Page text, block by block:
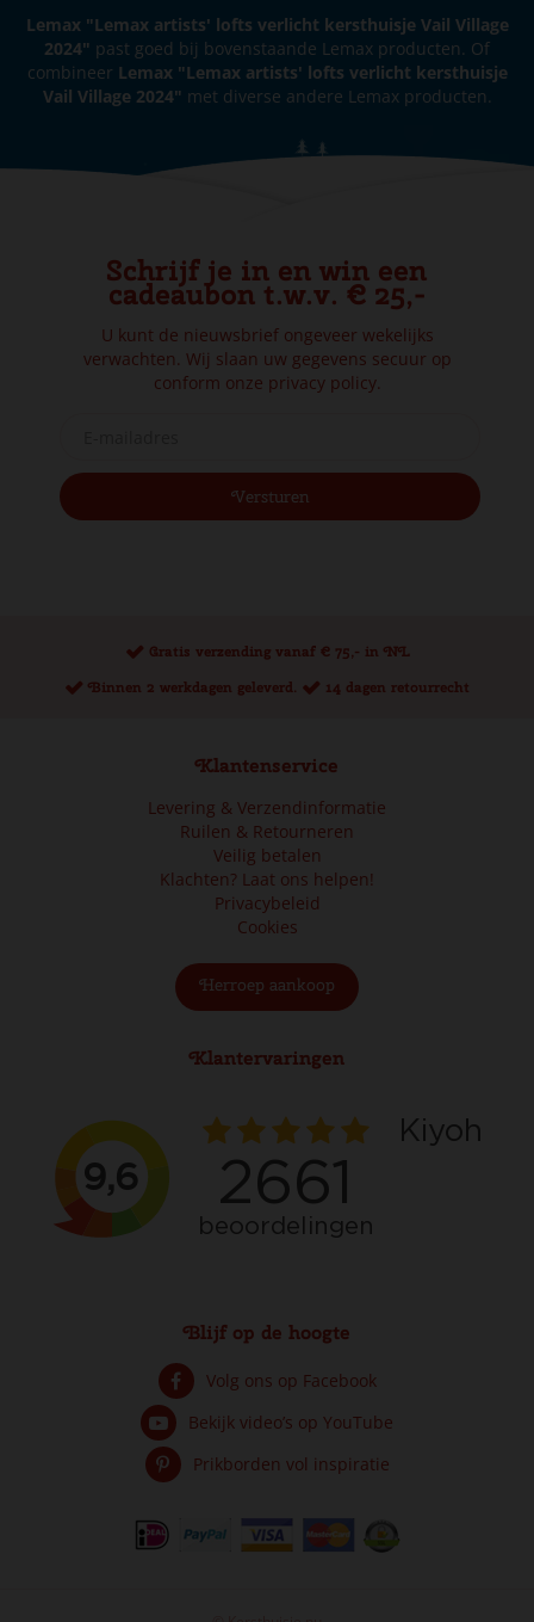
Lemax "Lemax artists' lofts verlicht kersthuisje Vail Village
2024" past goed bij bovenstaande Lemax producten. Of
combineer Lemax "Lemax artists' lofts verlicht kersthuisje
Vail Village 2024" met diverse andere Lemax producten.
Schrijf je in en win een
cadeaubon t.w.v. € 25,-
U kunt de nieuwsbrief ongeveer wekelijks
verwachten. Wij slaan uw gegevens secuur op
conform onze privacy policy.
Gratis verzending vanaf € 75,- in NL
Binnen 2 werkdagen geleverd.
14 dagen retourrecht
Klantenservice
Levering & Verzendinformatie
Ruilen & Retourneren
Veilig betalen
Klachten? Laat ons helpen!
Privacybeleid
Cookies
Herroep aankoop
Klantervaringen
Blijf op de hoogte
Volg ons op Facebook
Bekijk video’s op YouTube
Prikborden vol inspiratie